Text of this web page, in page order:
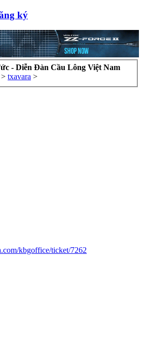
ký
- Diễn Đàn Cầu Lông Việt Nam
> txavara >
kbgoffice/ticket/7262